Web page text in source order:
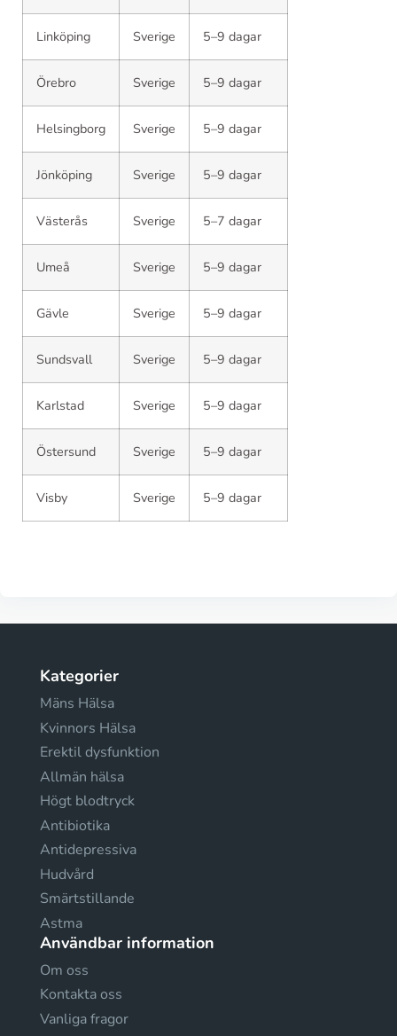
Linköping Sverige 5–9 dagar
Örebro Sverige 5–9 dagar
Helsingborg Sverige 5–9 dagar
Jönköping Sverige 5–9 dagar
Västerås Sverige 5–7 dagar
Umeå Sverige 5–9 dagar
Gävle Sverige 5–9 dagar
Sundsvall Sverige 5–9 dagar
Karlstad Sverige 5–9 dagar
Östersund Sverige 5–9 dagar
Visby Sverige 5–9 dagar
Kategorier
Mäns Hälsa
Kvinnors Hälsa
Erektil dysfunktion
Allmän hälsa
Högt blodtryck
Antibiotika
Antidepressiva
Hudvård
Smärtstillande
Astma
Användbar information
Om oss
Kontakta oss
Vanliga fragor